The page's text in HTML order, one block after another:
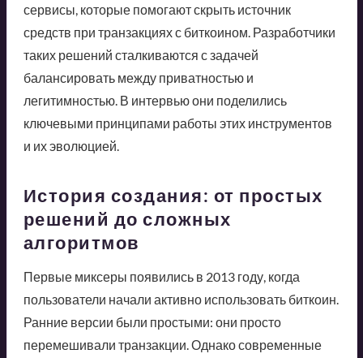
сервисы, которые помогают скрыть источник
средств при транзакциях с биткоином. Разработчики
таких решений сталкиваются с задачей
балансировать между приватностью и
легитимностью. В интервью они поделились
ключевыми принципами работы этих инструментов
и их эволюцией.
История создания: от простых
решений до сложных
алгоритмов
Первые миксеры появились в 2013 году, когда
пользователи начали активно использовать биткоин.
Ранние версии были простыми: они просто
перемешивали транзакции. Однако современные